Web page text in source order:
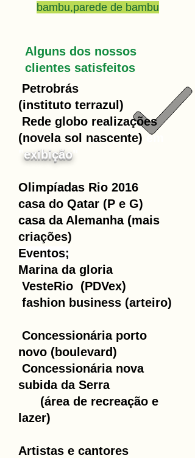
bambu,parede de bambu
Alguns dos nossos
clientes satisfeitos
Petrobrás
(instituto terrazul)
Rede globo realizações
(novela sol nascente) em
"exibição"
Olimpíadas Rio 2016
casa do Qatar (P e G)
casa da Alemanha (mais
criações)
Eventos;
Marina da gloria
VesteRio (PDVex)
fashion business (arteiro)
Concessionária porto
novo (boulevard)
Concessionária nova
subida da Serra
(área de recreação e
lazer)
Artistas e cantores